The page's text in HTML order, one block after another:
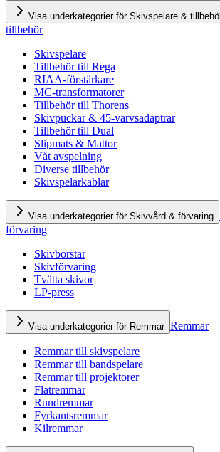
Visa underkategorier för Skivspelare &
tillbehör
Skivspelare
Tillbehör till Rega
RIAA-förstärkare
MC-transformatorer
Tillbehör till Thorens
Skivpuckar & 45-varvsadaptrar
Tillbehör till Dual
Slipmats & Mattor
Våt avspelning
Diverse tillbehör
Skivspelarkablar
Visa underkategorier för Skivvård & förvaring
förvaring
Skivborstar
Skivförvaring
Tvätta skivor
LP-press
Visa underkategorier för Remmar Remmar
Remmar till skivspelare
Remmar till bandspelare
Remmar till projektorer
Flatremmar
Rundremmar
Fyrkantsremmar
Kilremmar